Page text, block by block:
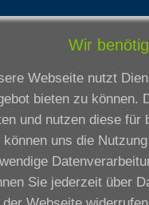
Standorte
Darmstadt
Frankfurt am Main
Fulda
Gießen
Kassel
Wiesbaden
Fortbildungszentrum
Wir
Webseite nutzt
bieten zu können.
und nutzen diese für
können uns die
Sie jederzeit über